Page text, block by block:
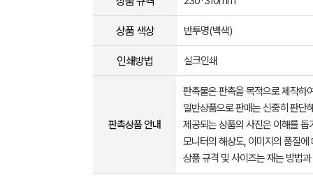
상품 색상 반투명(백색)
인쇄방법 실크인쇄
판촉상품 안내
판촉물은 판촉을 목적으로 제작하
일반상품으로 판매는 신중히 판단
제공되는 상품의 사진은 이해를
모니터의 해상도, 이미지의 품질
상품 규격 및 사이즈는 재는 방법